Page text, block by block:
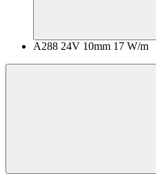
A288 24V 10mm 17 W/m